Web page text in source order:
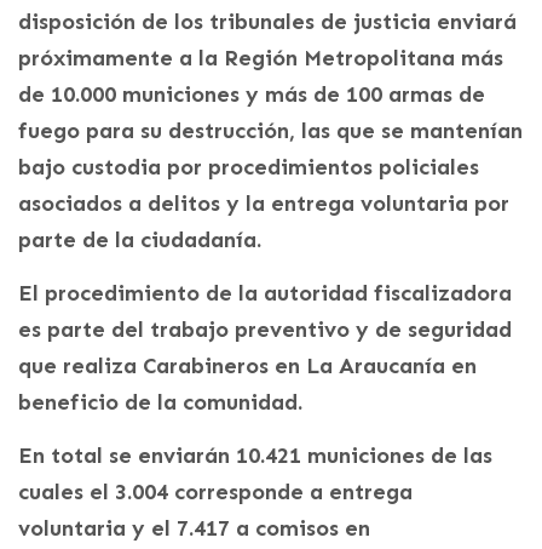
disposición de los tribunales de justicia enviará
próximamente a la Región Metropolitana más
de 10.000 municiones y más de 100 armas de
fuego para su destrucción, las que se mantenían
bajo custodia por procedimientos policiales
asociados a delitos y la entrega voluntaria por
parte de la ciudadanía.
El procedimiento de la autoridad fiscalizadora
es parte del trabajo preventivo y de seguridad
que realiza Carabineros en La Araucanía en
beneficio de la comunidad.
En total se enviarán 10.421 municiones de las
cuales el 3.004 corresponde a entrega
voluntaria y el 7.417 a comisos en